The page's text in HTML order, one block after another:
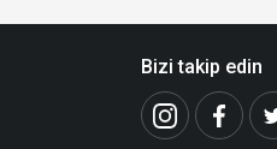
Bizi takip edin